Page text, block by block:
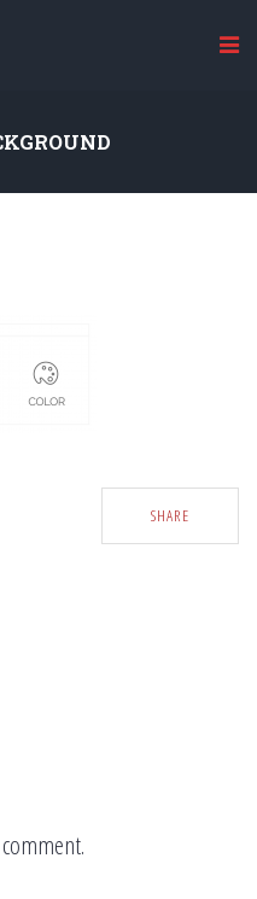
SHARE